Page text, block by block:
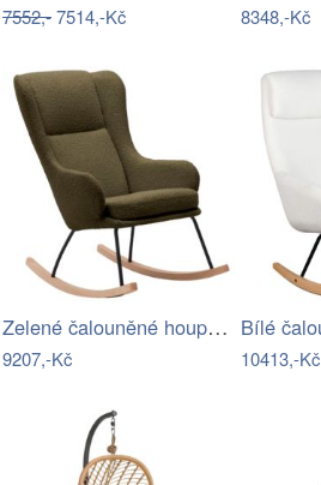
7552,-7514,-Kč 8348,-Kč
Zelené čalouněné houpací křeslo Kave…
9207,-Kč 10413,-Kč